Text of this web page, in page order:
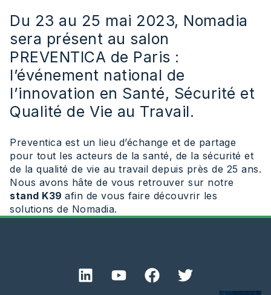
Du 23 au 25 mai 2023, Nomadia
sera présent au salon
PREVENTICA de Paris :
l’événement national de
l’innovation en Santé, Sécurité et
Qualité de Vie au Travail.
Preventica est un lieu d’échange et de partage
pour tout les acteurs de la santé, de la sécurité et
de la qualité de vie au travail depuis près de 25 ans.
Nous avons hâte de vous retrouver sur notre
stand K39 afin de vous faire découvrir les
solutions de Nomadia.